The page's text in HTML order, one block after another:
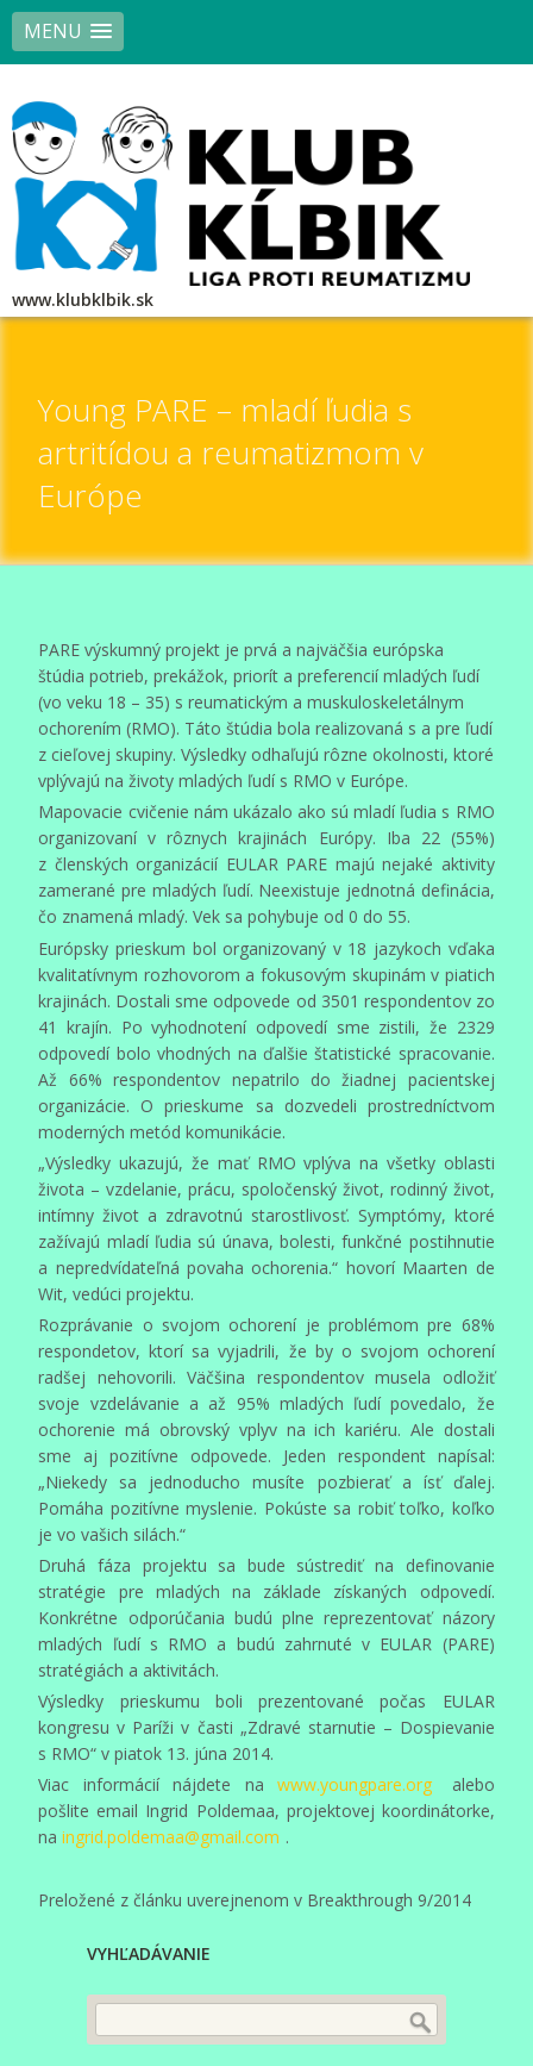
MENU
www.klubklbik.sk
Young PARE – mladí ľudia s
artritídou a reumatizmom v
Európe
PARE výskumný projekt je prvá a najväčšia európska
štúdia potrieb, prekážok, priorít a preferencií mladých ľudí
(vo veku 18 – 35) s reumatickým a muskuloskeletálnym
ochorením (RMO). Táto štúdia bola realizovaná s a pre ľudí
z cieľovej skupiny. Výsledky odhaľujú rôzne okolnosti, ktoré
vplývajú na životy mladých ľudí s RMO v Európe.
Mapovacie cvičenie nám ukázalo ako sú mladí ľudia s RMO
organizovaní v rôznych krajinách Európy. Iba 22 (55%)
z členských organizácií EULAR PARE majú nejaké aktivity
zamerané pre mladých ľudí. Neexistuje jednotná definácia,
čo znamená mladý. Vek sa pohybuje od 0 do 55.
Európsky prieskum bol organizovaný v 18 jazykoch vďaka
kvalitatívnym rozhovorom a fokusovým skupinám v piatich
krajinách. Dostali sme odpovede od 3501 respondentov zo
41 krajín. Po vyhodnotení odpovedí sme zistili, že 2329
odpovedí bolo vhodných na ďalšie štatistické spracovanie.
Až 66% respondentov nepatrilo do žiadnej pacientskej
organizácie. O prieskume sa dozvedeli prostredníctvom
moderných metód komunikácie.
„Výsledky ukazujú, že mať RMO vplýva na všetky oblasti
života – vzdelanie, prácu, spoločenský život, rodinný život,
intímny život a zdravotnú starostlivosť. Symptómy, ktoré
zažívajú mladí ľudia sú únava, bolesti, funkčné postihnutie
a nepredvídateľná povaha ochorenia.“ hovorí Maarten de
Wit, vedúci projektu.
Rozprávanie o svojom ochorení je problémom pre 68%
respondetov, ktorí sa vyjadrili, že by o svojom ochorení
radšej nehovorili. Väčšina respondentov musela odložiť
svoje vzdelávanie a až 95% mladých ľudí povedalo, že
ochorenie má obrovský vplyv na ich kariéru. Ale dostali
sme aj pozitívne odpovede. Jeden respondent napísal:
„Niekedy sa jednoducho musíte pozbierať a ísť ďalej.
Pomáha pozitívne myslenie. Pokúste sa robiť toľko, koľko
je vo vašich silách.“
Druhá fáza projektu sa bude sústrediť na definovanie
stratégie pre mladých na základe získaných odpovedí.
Konkrétne odporúčania budú plne reprezentovať názory
mladých ľudí s RMO a budú zahrnuté v EULAR (PARE)
stratégiách a aktivitách.
Výsledky prieskumu boli prezentované počas EULAR
kongresu v Paríži v časti „Zdravé starnutie – Dospievanie
s RMO“ v piatok 13. júna 2014.
Viac informácií nájdete nawww.youngpare.org
alebo
pošlite email Ingrid Poldemaa, projektovej koordinátorke,
naingrid.poldemaa@gmail.com .
Preložené z článku uverejnenom v Breakthrough 9/2014
VYHĽADÁVANIE